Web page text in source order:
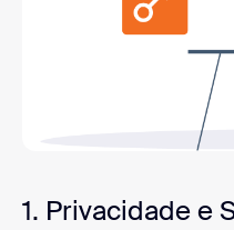
1. Privacidade e